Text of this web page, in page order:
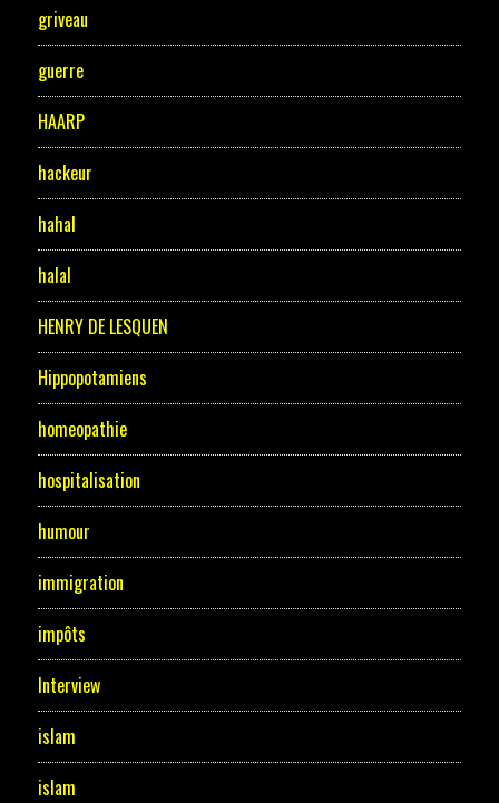
griveau
guerre
HAARP
hackeur
hahal
halal
HENRY DE LESQUEN
Hippopotamiens
homeopathie
hospitalisation
humour
immigration
impôts
Interview
islam
islam